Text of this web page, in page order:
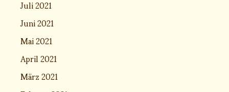
Juli 2021
Juni 2021
Mai 2021
April 2021
März 2021